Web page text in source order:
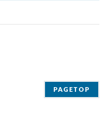
PAGETOP